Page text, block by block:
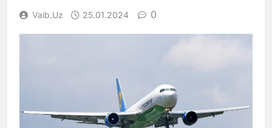
Vaib.uz 25.01.2024 0